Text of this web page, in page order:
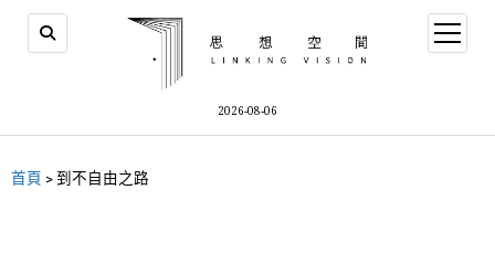
2026-08-06
首頁 > 到不自由之路